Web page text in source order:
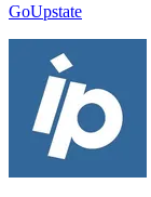
GoUpstate